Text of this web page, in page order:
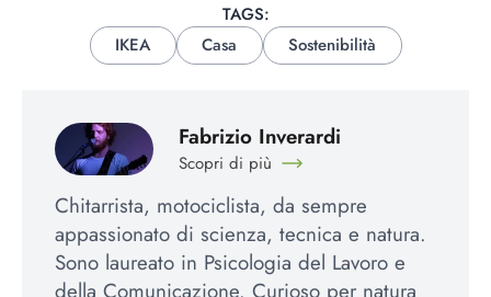
TAGS:
IKEA
Casa Sostenibilità
Fabrizio Inverardi
Scopri di più
Chitarrista, motociclista, da sempre
appassionato di scienza, tecnica e natura.
Sono laureato in Psicologia del Lavoro e
della Comunicazione. Curioso per natura